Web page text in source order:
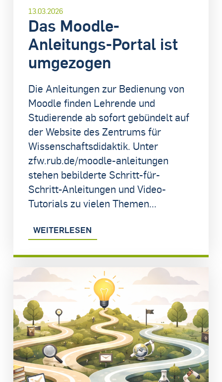
13.03.2026
Das Moodle-
Anleitungs-Portal ist
umgezogen
Die Anleitungen zur Bedienung von
Moodle finden Lehrende und
Studierende ab sofort gebündelt auf
der Website des Zentrums für
Wissenschaftsdidaktik. Unter
zfw.rub.de/moodle-anleitungen
stehen bebilderte Schritt-für-
Schritt-Anleitungen und Video-
Tutorials zu vielen Themen...
WEITERLESEN